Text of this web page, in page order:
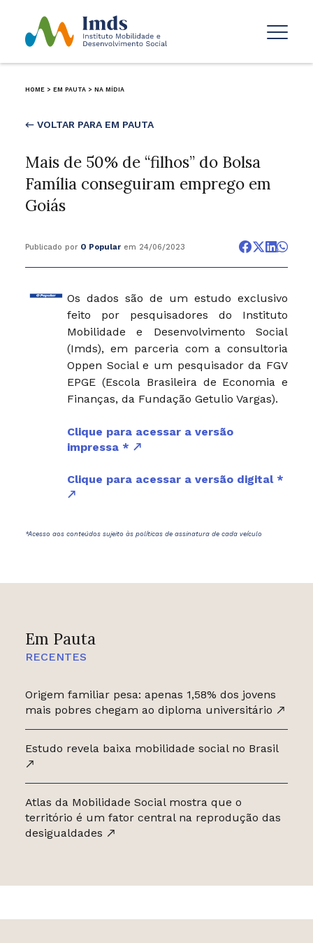
Em Pauta
RECENTES
Origem familiar pesa: apenas 1,58% dos jovens
mais pobres chegam ao diploma universitário
Estudo revela baixa mobilidade social no Brasil
Atlas da Mobilidade Social mostra que o
território é um fator central na reprodução das
desigualdades
HOME > EM PAUTA > NA MÍDIA
← VOLTAR PARA EM PAUTA
Mais de 50% de “filhos” do Bolsa
Família conseguiram emprego em
Goiás
Publicado por O Popularem 24/06/2023
Os dados são de um estudo exclusivo
feito por pesquisadores do Instituto
Mobilidade e Desenvolvimento Social
(Imds), em parceria com a consultoria
Oppen Social e um pesquisador da FGV
EPGE (Escola Brasileira de Economia e
Finanças, da Fundação Getulio Vargas).
Clique para acessar a versão
impressa *
Clique para acessar a versão digital *
*Acesso aos conteúdos sujeito às políticas de assinatura de cada veículo